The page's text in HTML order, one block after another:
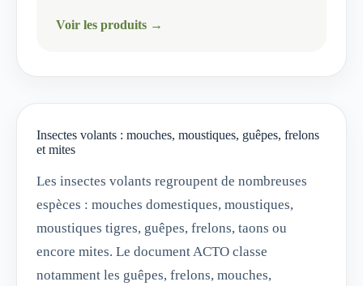
Voir les produits →
Insectes volants : mouches, moustiques, guêpes, frelons
et mites
Les insectes volants regroupent de nombreuses
espèces : mouches domestiques, moustiques,
moustiques tigres, guêpes, frelons, taons ou
encore mites. Le document ACTO classe
notamment les guêpes, frelons, mouches,